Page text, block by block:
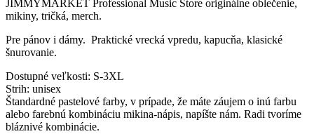
JIMMYMARKET Professional Music Store originálne oblečenie,
mikiny, tričká, merch.
Pre pánov i dámy. Praktické vrecká vpredu, kapucňa, klasické
šnurovanie.
Dostupné veľkosti: S-3XL
Strih: unisex
Štandardné pastelové farby, v prípade, že máte záujem o inú farbu
alebo farebnú kombináciu mikina-nápis, napíšte nám. Radi tvoríme
bláznivé kombinácie.